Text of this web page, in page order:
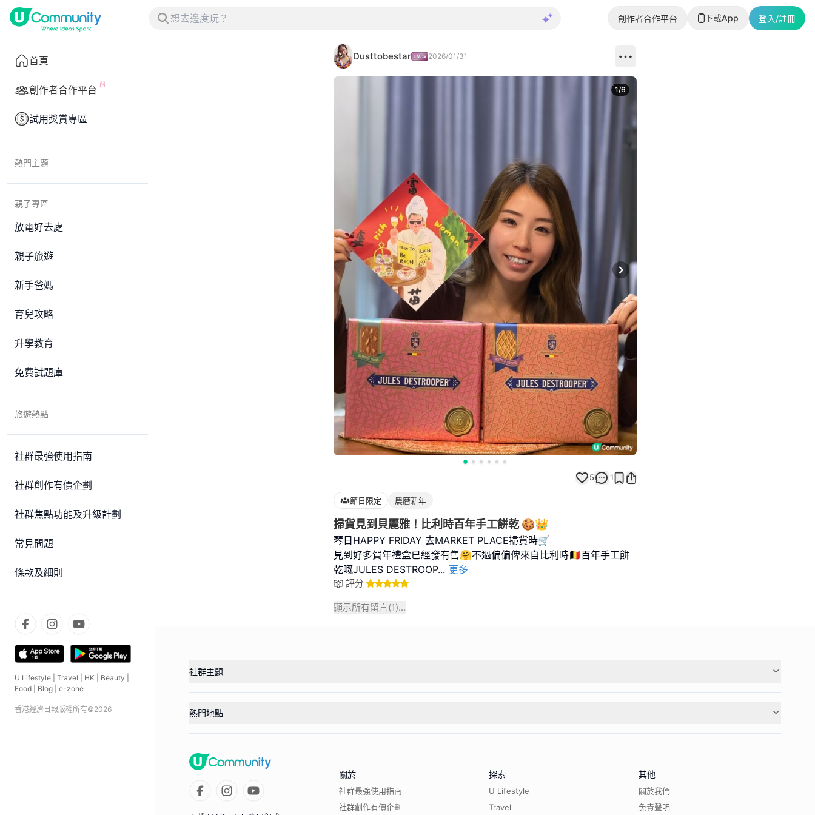
創作者合作平台 下載App 登入/註冊
首頁
創作者合作平台
試用獎賞專區
熱門主題
親子專區
放電好去處
親子旅遊
新手爸媽
育兒攻略
升學教育
免費試題庫
旅遊熱點
社群最強使用指南
社群創作有價企劃
社群焦點功能及升級計劃
常見問題
條款及細則
U Lifestyle Travel HK Beauty
Food
Blog e-zone
香港經濟日報版權所有©2026
Dusttobestar 2026/01/31
Next slide
1/6
5 1
節日限定 農曆新年
掃貨見到貝麗雅！比利時百年手工餅乾 🍪👑
琴日HAPPY FRIDAY 去MARKET PLACE掃貨時🛒
見到好多賀年禮盒已經發有售🤗不過偏偏俾來自比利時🇧🇪百年手工餅
乾嘅JULES DESTROOP... 更多
評分
顯示所有留言(1)...
社群主題
熱門地點
關於
社群最強使用指南
社群創作有價企劃
探索
U Lifestyle
Travel
其他
關於我們
免責聲明